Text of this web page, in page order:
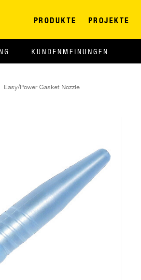
PRODUKTE PROJEKTE
KUNDENMEINUNGEN
Easy/Power Gasket Nozzle